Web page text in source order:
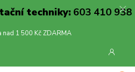
techniky:603 410 938
nad 1 500 Kč ZDARMA